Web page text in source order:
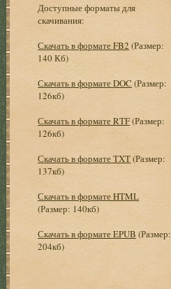
Доступные форматы для
скачивания:
Скачать в формате FB2 (Размер:
140 Кб)
Скачать в формате DOC (Размер:
126кб)
Скачать в формате RTF(Размер:
126кб)
Скачать в формате TXT(Размер:
137кб)
Скачать в формате HTML
(Размер: 140кб)
Скачать в формате EPUB (Размер:
204кб)